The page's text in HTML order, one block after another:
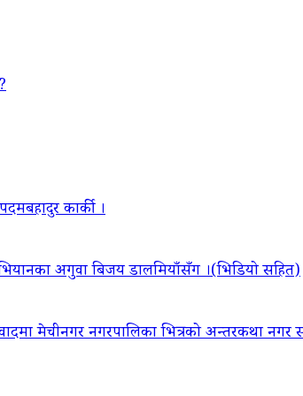
कार्की ।
अगुवा बिजय डालमियाँसँग ।(भिडियो सहित)
मेचीनगर नगरपालिका भित्रको अन्तरकथा नगर